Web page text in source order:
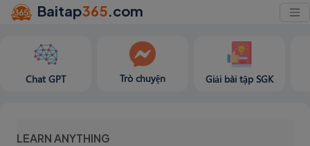
Baitap365.com
Chat GPT Trò chuyện Giải bài tập SGK
LEARN ANYTHING